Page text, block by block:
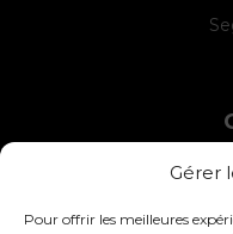
Gérer
Pour offrir les meilleures